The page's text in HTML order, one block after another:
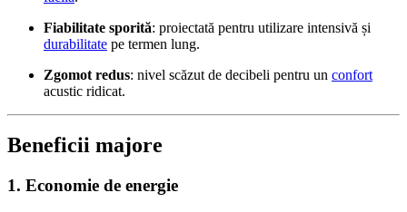
Fiabilitate sporită: proiectată pentru utilizare intensivă și
durabilitate pe termen lung.
Zgomot redus: nivel scăzut de decibeli pentru un confort
acustic ridicat.
Beneficii majore
1. Economie de energie